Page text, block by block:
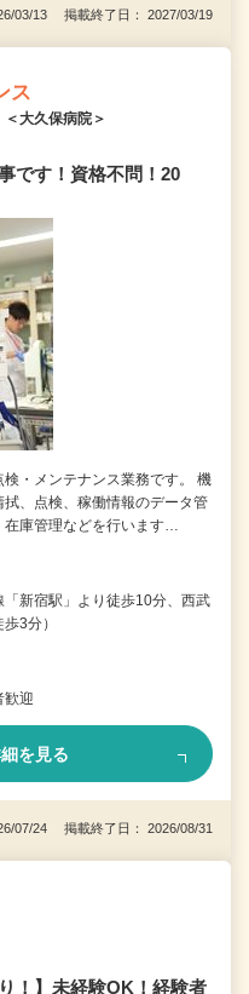
03/13 掲載終了日： 2027/03/19
ス
大久保病院＞
です！資格不問！20
・メンテナンス業務です。 機
、点検、稼働情報のデータ管
在庫管理などを行います…
新宿駅」より徒歩10分、西武
3分）
歓迎
を見る
07/24 掲載終了日： 2026/08/31
！】未経験OK！経験者